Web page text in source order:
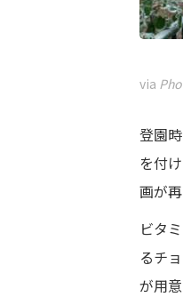
via
登園
を付
画が
ビタ
るチ
が用